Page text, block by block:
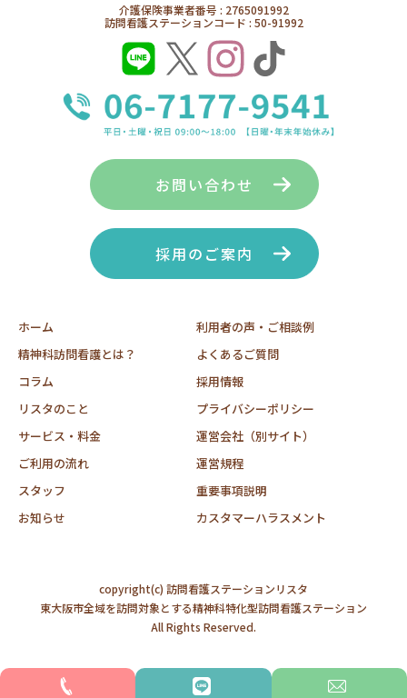
介護保険事業者番号 : 2765091992
訪問看護ステーションコード : 50-91992
ホーム
精神科訪問看護とは？
コラム
リスタのこと
サービス・料金
ご利用の流れ
スタッフ
お知らせ
利用者の声・ご相談例
よくあるご質問
採用情報
プライバシーポリシー
運営会社（別サイト）
運営規程
重要事項説明
カスタマーハラスメント
お問い合わせ
採用のご案内
copyright(c) 訪問看護ステーションリスタ
東大阪市全域を訪問対象とする精神科特化型訪問看護ステーション
All Rights Reserved.